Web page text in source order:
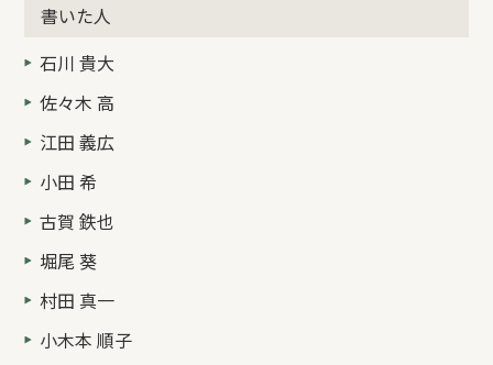
書いた人
石川 貴大
佐々木 高
江田 義広
小田 希
古賀 鉄也
堀尾 葵
村田 真一
小木本 順子